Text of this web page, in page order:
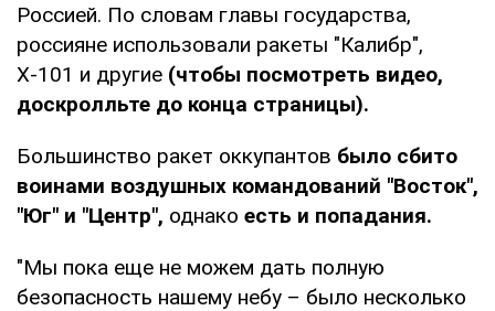
Россией. По словам главы государства,
россияне использовали ракеты "Калибр",
Х-101 и другие (чтобы посмотреть видео,
доскролльте до конца страницы).
Большинство ракет оккупантов было сбито
воинами воздушных командований "Восток",
"Юг" и "Центр", однако есть и попадания.
"Мы пока еще не можем дать полную
безопасность нашему небу – было несколько